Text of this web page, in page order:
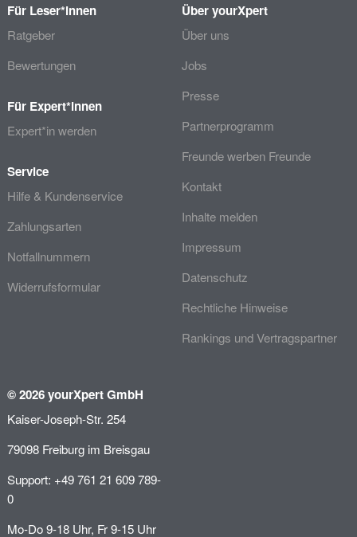
Für Leser*innen
Ratgeber
Bewertungen
Für Expert*innen
Expert*in werden
Service
Hilfe & Kundenservice
Zahlungsarten
Notfallnummern
Widerrufsformular
Über yourXpert
Über uns
Jobs
Presse
Partnerprogramm
Freunde werben Freunde
Kontakt
Inhalte melden
Impressum
Datenschutz
Rechtliche Hinweise
Rankings und Vertragspartner
© 2026 yourXpert GmbH
Kaiser-Joseph-Str. 254
79098 Freiburg im Breisgau
Support: +49 761 21 609 789-
0
Mo-Do 9-18 Uhr, Fr 9-15 Uhr